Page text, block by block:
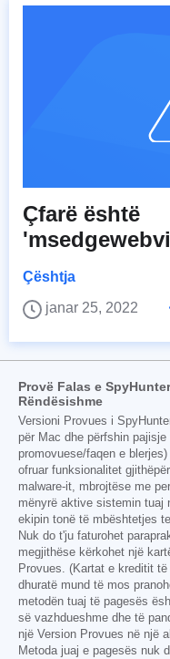
Çfarë është
Çështja
janar 25, 2022
Provë Falas e
Rëndësishme
Versioni Provues i
për Mac dhe përfshin
promovuese/faqen e
ofruar funksionalitet
malware-it, mbrojtëse me
mënyrë aktive sistemin tuaj
ekipin tonë të mbështetjes
Nuk do t'ju faturohet
megjithëse kërkohet një
Provues. (Kartat e kreditit
dhuratë mund të mos
metodën tuaj të pagesës
së vazhdueshme dhe të
një Version Provues në një
Metoda juaj e pagesës nuk